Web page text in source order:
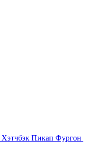
Хэтчбэк Пикап Фургон